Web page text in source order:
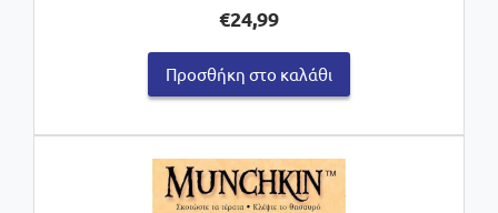
€24,99
Προσθήκη στο καλάθι